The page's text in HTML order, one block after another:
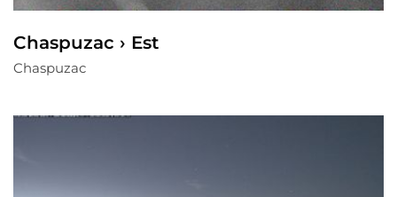
Chaspuzac › Est
Chaspuzac